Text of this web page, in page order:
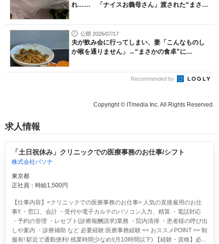
れ…… 「ナイスお義母さん」渡された“まさ
公開 2026/07/17
夫が飲み会に行ってしまい、妻「こんなものし
か喉を通りません」→“まさかの食卓”に...
Recommended by
Copyright © ITmedia Inc. All Rights Reserved.
求人情報
「土日祝休み」クリニックでの医療事務のお仕事/シフト
株式会社パソナ
東京都
正社員：時給1,500円
【仕事内容】<クリニックでの医療事務のお仕事> 人気の直接雇用のお仕
事!! ・窓口、会計 ・受付や電子カルテのパソコン入力、精算 ・電話対応
・予約の管理 ・レセプト(診療報酬請求)業務 ・院内清掃 ・患者様の呼び出
しや案内 ・診療補助 など 必要経験:医療事務経験 << おススメPOINT >> 制
服有! 駅近で通勤便利! 残業時間少なめ!(月10時間以下) 【経験・資格】必...